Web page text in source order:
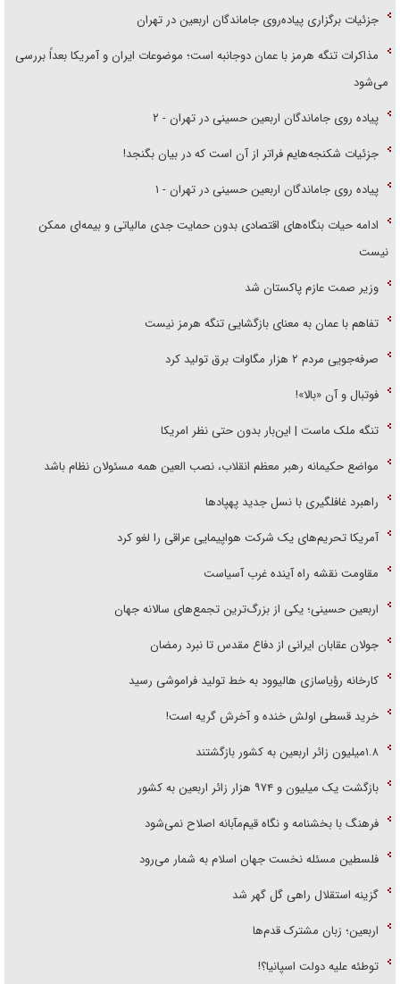
جزئیات برگزاری پیاده‌روی جاماندگان اربعین در تهران
مذاکرات تنگه هرمز با عمان دوجانبه است؛ موضوعات ایران و آمریکا بعداً بررسی
می‌شود
پیاده روی جاماندگان اربعین حسینی در تهران - ۲
جزئیات شکنجه‌هایم فراتر از آن است که در بیان بگنجد!
پیاده روی جاماندگان اربعین حسینی در تهران - ۱
ادامه حیات بنگاه‌های اقتصادی بدون حمایت جدی مالیاتی و بیمه‌ای ممکن
نیست
وزیر صمت عازم پاکستان شد
تفاهم با عمان به معنای بازگشایی تنگه هرمز نیست
صرفه‌جویی مردم ۲ هزار مگاوات برق تولید کرد
فوتبال و آن «بالا»!
تنگه ملک ماست | این‌بار بدون حتی نظر امریکا
مواضع حکیمانه رهبر معظم انقلاب، نصب العین همه مسئولان نظام باشد
راهبرد غافلگیری با نسل جدید پهپاد‌ها
آمریکا تحریم‌های یک شرکت هواپیمایی عراقی را لغو کرد
مقاومت نقشه راه آینده غرب آسیاست
اربعین حسینی؛ یکی از بزرگ‌ترین تجمع‌های سالانه جهان
جولان عقابان ایرانی از دفاع مقدس تا نبرد رمضان
کارخانه رؤیاسازی هالیوود به خط تولید فراموشی رسید
خرید قسطی اولش خنده و آخرش گریه است!
۱.۸میلیون زائر اربعین به کشور بازگشتند
بازگشت یک میلیون و ۹۷۴ هزار زائر اربعین به کشور
فرهنگ با بخشنامه و نگاه قیم‌مآبانه اصلاح نمی‌شود
فلسطین مسئله نخست جهان اسلام به شمار می‌رود
گزینه استقلال راهی گل گهر شد
اربعین؛ زبان مشترک قدم‌ها
توطئه علیه دولت اسپانیا؟!